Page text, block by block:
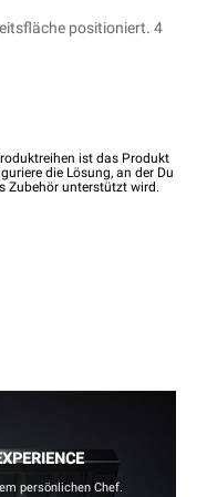
positioniert. 4
ist das Produkt
die Lösung, an der Du
Zubehör unterstützt wird.
persönlichen Chef.